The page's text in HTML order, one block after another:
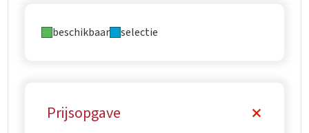
beschikbaar selectie
Prijsopgave